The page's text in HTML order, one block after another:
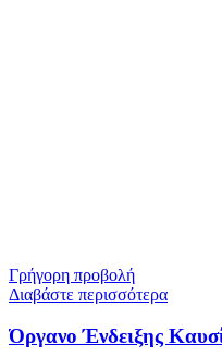
Γρήγορη προβολή
Διαβάστε περισσότερα
Όργανο Ένδειξης